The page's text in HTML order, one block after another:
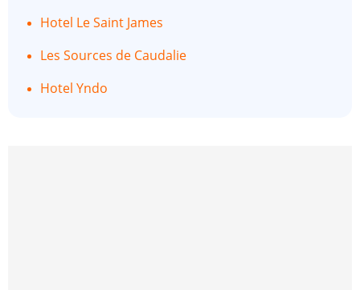
Hotel Le Saint James
Les Sources de Caudalie
Hotel Yndo